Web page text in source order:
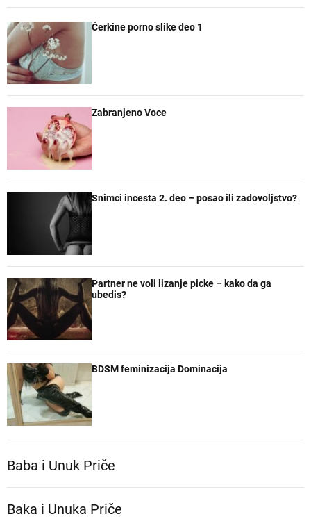
u
l
a
r
e
e
Ćerkine porno slike deo 1
Zabranjeno Voce
Snimci incesta 2. deo – posao ili zadovoljstvo?
Partner ne voli lizanje picke – kako da ga
ubedis?
BDSM feminizacija Dominacija
Baba i Unuk Priče
Baka i Unuka Pričе